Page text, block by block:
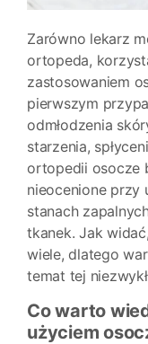
Zarówno lekarz
ortopeda,
zastosowaniem
pierwszym
odmłodzenia
starzenia,
ortopedii osocze
nieocenione przy
stanach
tkanek. Jak
wiele, dlatego
temat tej
Co warto
użyciem